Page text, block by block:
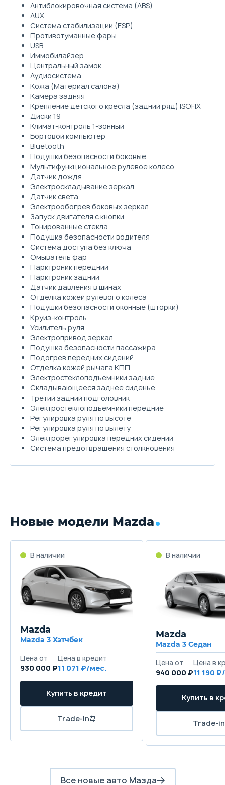
Антиблокировочная система (ABS)
AUX
Система стабилизации (ESP)
Противотуманные фары
USB
Иммобилайзер
Центральный замок
Аудиосистема
Кожа (Материал салона)
Камера задняя
Крепление детского кресла (задний ряд) ISOFIX
Диски 19
Климат-контроль 1-зонный
Бортовой компьютер
Bluetooth
Подушки безопасности боковые
Мультифункциональное рулевое колесо
Датчик дождя
Электроскладывание зеркал
Датчик света
Электрообогрев боковых зеркал
Запуск двигателя с кнопки
Тонированные стекла
Подушка безопасности водителя
Система доступа без ключа
Омыватель фар
Парктроник передний
Парктроник задний
Датчик давления в шинах
Отделка кожей рулевого колеса
Подушки безопасности оконные (шторки)
Круиз-контроль
Усилитель руля
Электропривод зеркал
Подушка безопасности пассажира
Подогрев передних сидений
Отделка кожей рычага КПП
Электростеклоподъемники задние
Складывающееся заднее сиденье
Третий задний подголовник
Электростеклоподъемники передние
Регулировка руля по высоте
Регулировка руля по вылету
Электрорегулировка передних сидений
Система предотвращения столкновения
Новые модели Mazda
Mazda
Mazda 3 Хэтчбек
930 000 ₽11 071
Mazda
Mazda 3 Седан
940 000 ₽11 190
Все новые авто Мазда